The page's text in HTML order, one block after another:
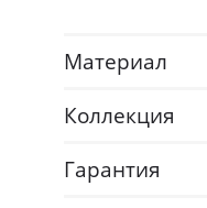
Материал
Коллекция
Гарантия